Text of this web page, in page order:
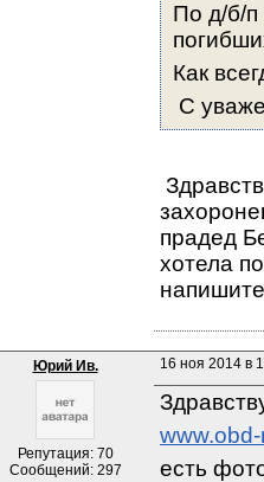
По д/б/п
Как
С
прадед
хотела
Юрий Ив.
Репутация: 70
Сообщений: 297
16 ноя 2014 в
есть